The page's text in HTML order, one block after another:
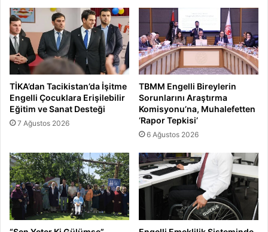
TİKA’dan Tacikistan’da İşitme
Engelli Çocuklara Erişilebilir
Eğitim ve Sanat Desteği
7 Ağustos 2026
TBMM Engelli Bireylerin
Sorunlarını Araştırma
Komisyonu’na, Muhalefetten
‘Rapor Tepkisi’
6 Ağustos 2026